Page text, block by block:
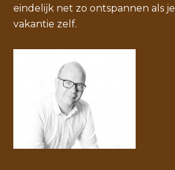
eindelijk net zo ontspannen als je
vakantie zelf.